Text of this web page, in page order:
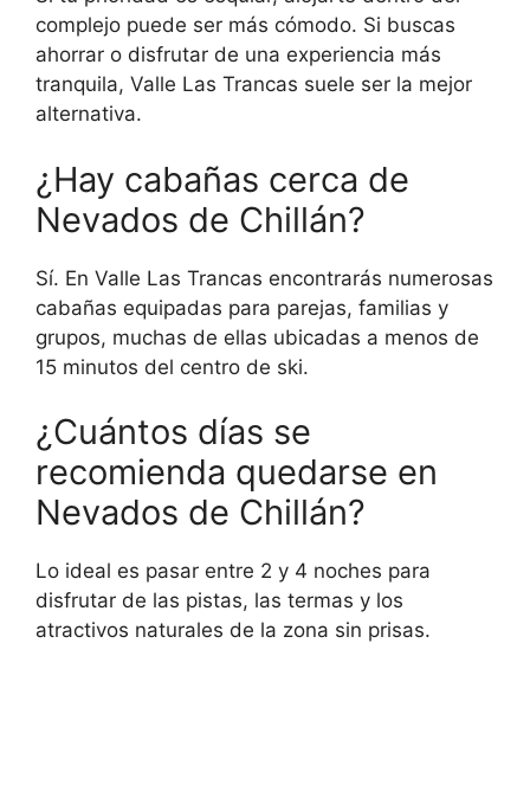
complejo puede ser más cómodo. Si buscas
ahorrar o disfrutar de una experiencia más
tranquila, Valle Las Trancas suele ser la mejor
alternativa.
¿Hay cabañas cerca de
Nevados de Chillán?
Sí. En Valle Las Trancas encontrarás numerosas
cabañas equipadas para parejas, familias y
grupos, muchas de ellas ubicadas a menos de
15 minutos del centro de ski.
¿Cuántos días se
recomienda quedarse en
Nevados de Chillán?
Lo ideal es pasar entre 2 y 4 noches para
disfrutar de las pistas, las termas y los
atractivos naturales de la zona sin prisas.